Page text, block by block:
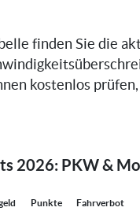
finden Sie die
kostenlos
2026: PKW &
Punkte Fahrverbot